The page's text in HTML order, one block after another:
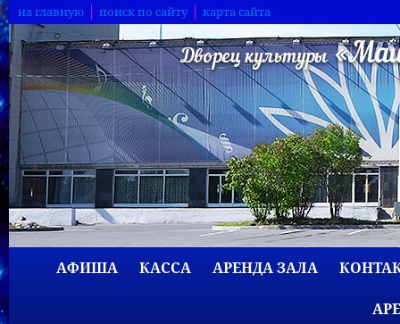
на главную поиск по сайту карта сайта
АФИША КАССА АРЕНДА ЗАЛА